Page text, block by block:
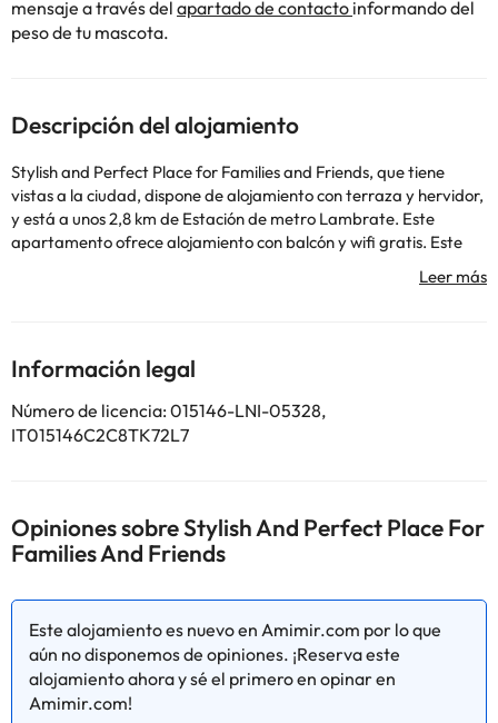
mensaje a través del apartado de contacto informando del
peso de tu mascota.
Descripción del alojamiento
Stylish and Perfect Place for Families and Friends, que tiene
vistas a la ciudad, dispone de alojamiento con terraza y hervidor,
y está a unos 2,8 km de Estación de metro Lambrate. Este
apartamento ofrece alojamiento con balcón y wifi gratis. Este
apartamento con aire acondicionado consta de 2 dormitorios,
una sala de estar, una cocina totalmente equipada con nevera y
alojamiento, y Estación de metro San Babila está a 3,2 km. El
aeropuerto (Aeropuerto de Milán - Linate) está a 4 km.
En este alojamiento no se pueden celebrar despedidas de soltero
o soltera ni fiestas similares. Gestionado por un particular
información de esta ficha está sujeta a cambios por parte del
alojamiento. Si tienes dudas, contáctanos.
Información legal
Número de licencia: 015146-LNI-05328,
IT015146C2C8TK72L7
Opiniones sobre Stylish And Perfect Place For
Families And Friends
Este alojamiento es nuevo en Amimir.com por lo que
aún no disponemos de opiniones. ¡Reserva este
alojamiento ahora y sé el primero en opinar en
Amimir.com!